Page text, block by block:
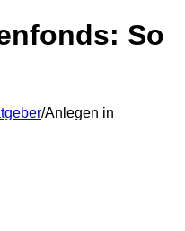
So
/Anlegen in